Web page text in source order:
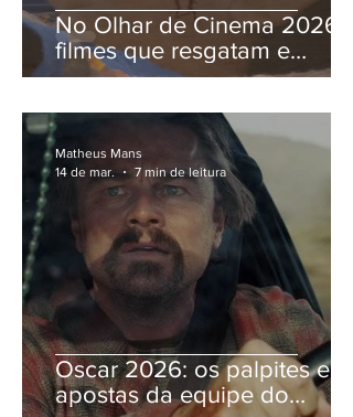
No Olhar de Cinema 2026,
filmes que resgatam e
denunciam passados
Oscar 2026: os palpites e
apostas da equipe do
Matheus Mans
14 de mar.
7 min de leitura